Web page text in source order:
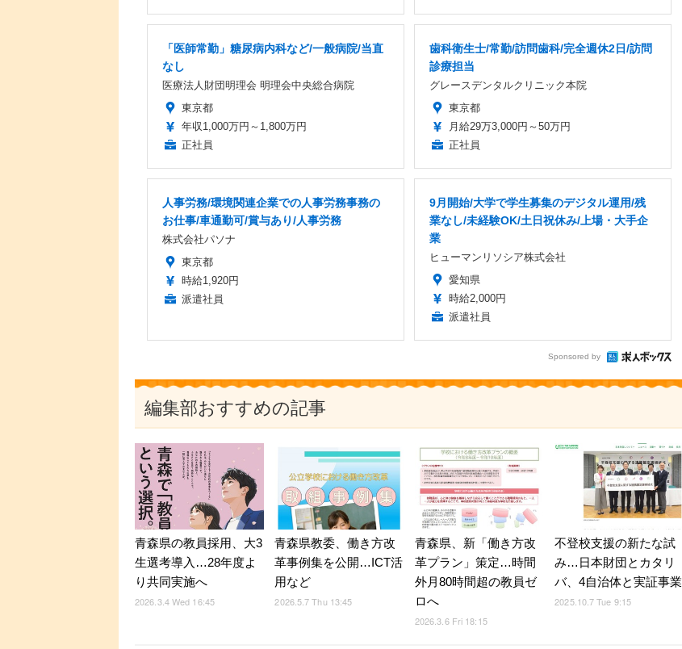
「医師常勤」糖尿病内科など/一般病院/当直
なし
医療法人財団明理会 明理会中央総合病院
東京都
年収1,000万円～1,800万円
正社員
歯科衛生士/常勤/訪問歯科/完全週休2日/訪問
診療担当
グレースデンタルクリニック本院
東京都
月給29万3,000円～50万円
正社員
人事労務/環境関連企業での人事労務事務の
お仕事/車通勤可/賞与あり/人事労務
株式会社パソナ
東京都
時給1,920円
派遣社員
9月開始/大学で学生募集のデジタル運用/残
業なし/未経験OK/土日祝休み/上場・大手企
業
ヒューマンリソシア株式会社
愛知県
時給2,000円
派遣社員
Sponsored by
編集部おすすめの記事
青森県の教員採用、大3
生選考導入…28年度よ
り共同実施へ
2026.3.4 Wed 16:45
青森県教委、働き方改
革事例集を公開…ICT活
用など
2026.5.7 Thu 13:45
青森県、新「働き方改
革プラン」策定…時間
外月80時間超の教員ゼ
ロへ
2026.3.6 Fri 18:15
不登校支援の新たな試
み…日本財団とカタリ
バ、4自治体と実証事業
2025.10.7 Tue 9:15